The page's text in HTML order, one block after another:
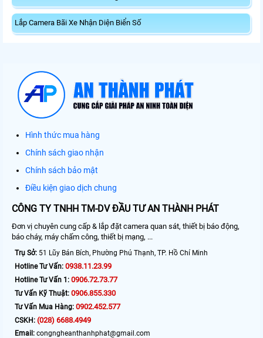
Lắp Camera Bãi Xe Nhận Diện Biển Số
Hình thức mua hàng
Chính sách giao nhận
Chính sách bảo mật
Điều kiện giao dịch chung
CÔNG TY TNHH TM-DV ĐẦU TƯ AN THÀNH PHÁT
Đơn vị chuyên cung cấp & lắp đặt camera quan sát, thiết bị báo động,
báo cháy, máy chấm công, thiết bị mạng, ...
Trụ Sở: 51 Lũy Bán Bích, Phường Phú Thạnh, TP. Hồ Chí Minh
Hotline Tư Vấn: 0938.11.23.99
Hotline Tư Vấn 1: 0906.72.73.77
Tư Vấn Kỹ Thuật: 0906.855.330
Tư Vấn Mua Hàng: 0902.452.577
CSKH: (028) 6688.4949
Email: congngheanthanhphat@gmail.com